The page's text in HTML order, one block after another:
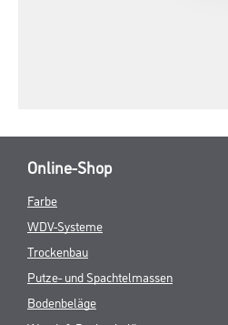
Online-Shop
Farbe
WDV-Systeme
Trockenbau
Putze- und Spachtelmassen
Bodenbeläge